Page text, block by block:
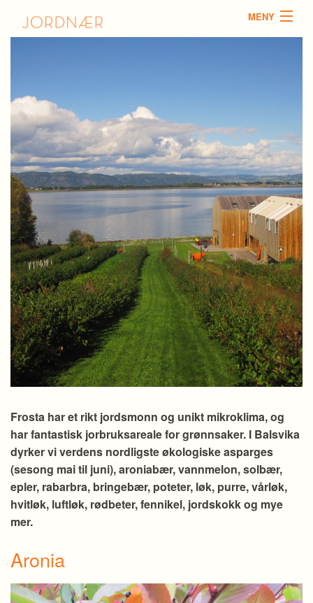
MENY
Frosta har et rikt jordsmonn og unikt mikroklima, og
har fantastisk jorbruksareale for grønnsaker. I Balsvika
dyrker vi verdens nordligste økologiske asparges
(sesong mai til juni), aroniabær, vannmelon, solbær,
epler, rabarbra, bringebær, poteter, løk, purre, vårløk,
hvitløk, luftløk, rødbeter, fennikel, jordskokk og mye
mer.
Aronia